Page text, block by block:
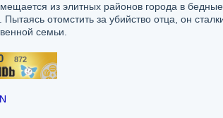
из элитных районов города в
отомстить за убийство отца, он
семьи.
/10 872